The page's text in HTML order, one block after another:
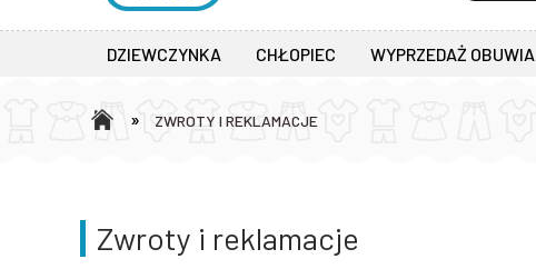
DZIEWCZYNKA CHŁOPIEC WYPRZEDAŻ OBUWIA
» ZWROTY I REKLAMACJE
Zwroty i reklamacje